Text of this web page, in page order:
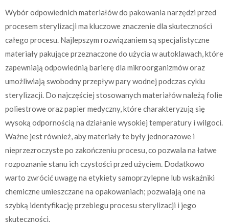
Wybór odpowiednich materiałów do pakowania narzędzi przed
procesem sterylizacji ma kluczowe znaczenie dla skuteczności
całego procesu. Najlepszym rozwiązaniem są specjalistyczne
materiały pakujące przeznaczone do użycia w autoklawach, które
zapewniają odpowiednią barierę dla mikroorganizmów oraz
umożliwiają swobodny przepływ pary wodnej podczas cyklu
sterylizacji. Do najczęściej stosowanych materiałów należą folie
poliestrowe oraz papier medyczny, które charakteryzują się
wysoką odpornością na działanie wysokiej temperatury i wilgoci.
Ważne jest również, aby materiały te były jednorazowe i
nieprzezroczyste po zakończeniu procesu, co pozwala na łatwe
rozpoznanie stanu ich czystości przed użyciem. Dodatkowo
warto zwrócić uwagę na etykiety samoprzylepne lub wskaźniki
chemiczne umieszczane na opakowaniach; pozwalają one na
szybką identyfikację przebiegu procesu sterylizacji i jego
skuteczności.